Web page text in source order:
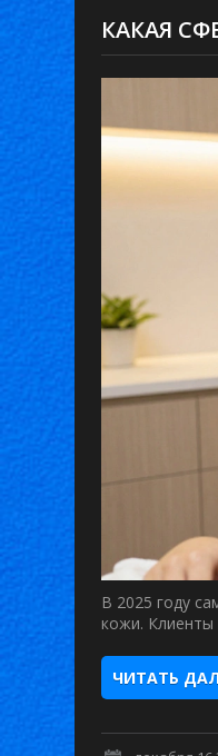
КАКАЯ
В 2025 году
кожи. Клиенты
ЧИТАТЬ